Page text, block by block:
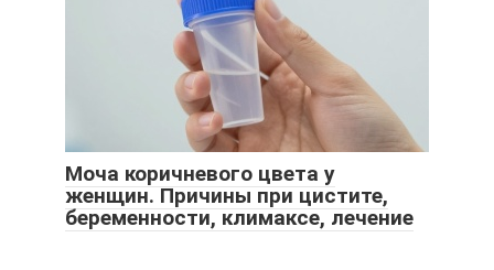
Моча коричневого цвета у
женщин. Причины при цистите,
беременности, климаксе, лечение